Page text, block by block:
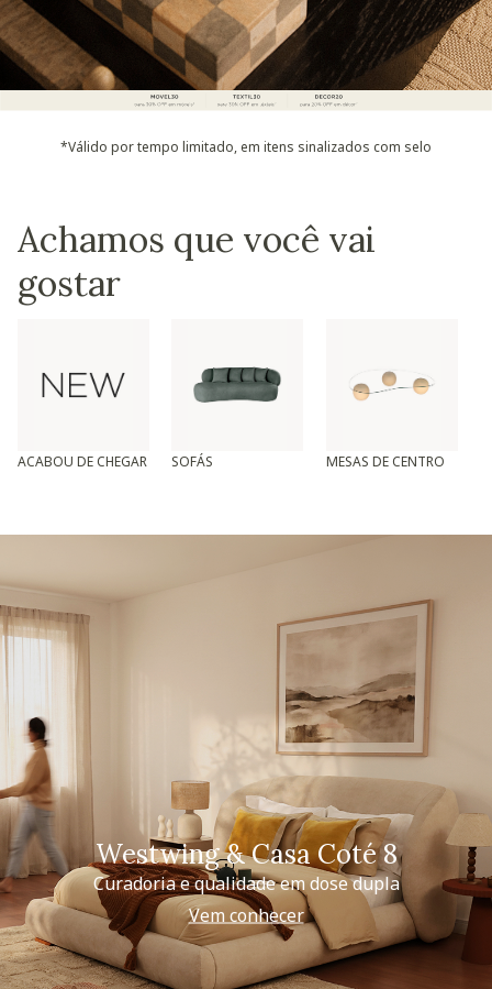
*Válido por tempo limitado, em itens sinalizados com selo
Achamos que você vai
gostar
ACABOU DE CHEGAR SOFÁS MESAS DE CENTRO
Westwing & Casa Coté 8
Curadoria e qualidade em dose dupla
Vem conhecer